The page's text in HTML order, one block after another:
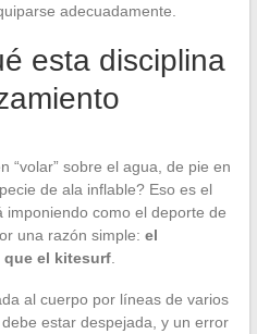
adecuadamente.
esta disciplina
“volar” sobre el agua, de pie en
de ala inflable? Eso es el
imponiendo como el deporte de
una razón simple: el
que el kitesurf.
al cuerpo por líneas de varios
estar despejada, y un error